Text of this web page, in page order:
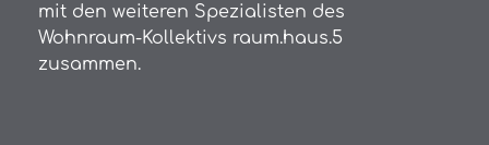
mit den weiteren Spezialisten des
Wohnraum-Kollektivs raum.haus.5
zusammen.